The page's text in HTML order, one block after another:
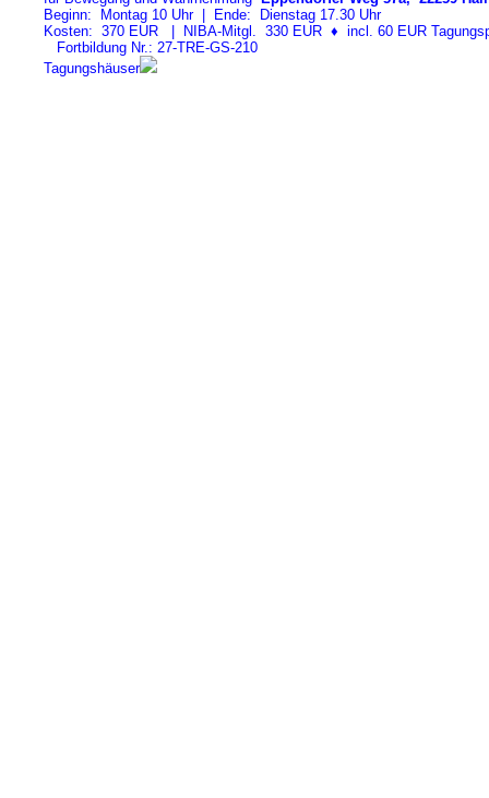
Beginn: Montag 10 Uhr | Ende: Dienstag 17.30 Uhr
Kosten: 370 EUR | NIBA-Mitgl. 330 EUR ♦ incl. 60 EUR
Fortbildung Nr.: 27-TRE-GS-210
Tagungshäuser